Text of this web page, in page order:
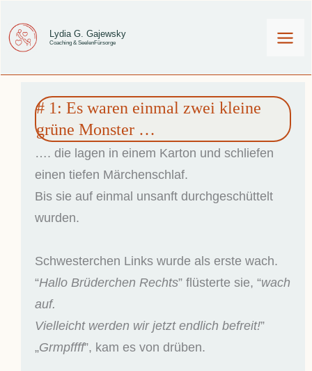
Inhalt
springen
Lydia G. Gajewsky
Coaching & SeelenFürsorge
# 1: Es waren einmal zwei kleine
grüne Monster …
…. die lagen in einem Karton und schliefen
einen tiefen Märchenschlaf.
Bis sie auf einmal unsanft durchgeschüttelt
wurden.
Schwesterchen Links wurde als erste wach.
“Hallo Brüderchen Rechts” flüsterte sie, “wach
auf.
Vielleicht werden wir jetzt endlich befreit!”
„Grmpffff”, kam es von drüben.